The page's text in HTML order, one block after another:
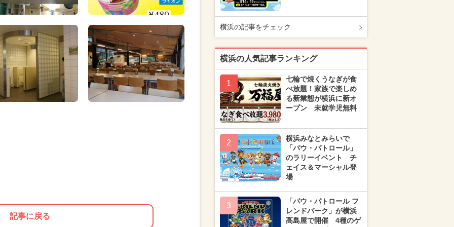
記事に戻る
横浜の記事をチェック
横浜の人気記事ランキング
1
七輪で焼くうなぎが食
べ放題！家族で楽しめ
る新業態が横浜に新オ
ープン 未就学児無料
2
横浜みなとみらいで
「パウ・パトロール」
のラリーイベント チ
ェイス＆マーシャル登
場
3
「パウ・パトロール フ
レンドパーク」が横浜
高島屋で開催 4種のゲ